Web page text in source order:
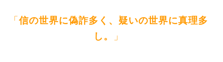
「信の世界に偽詐多く、疑いの世界に真理多
し。
」